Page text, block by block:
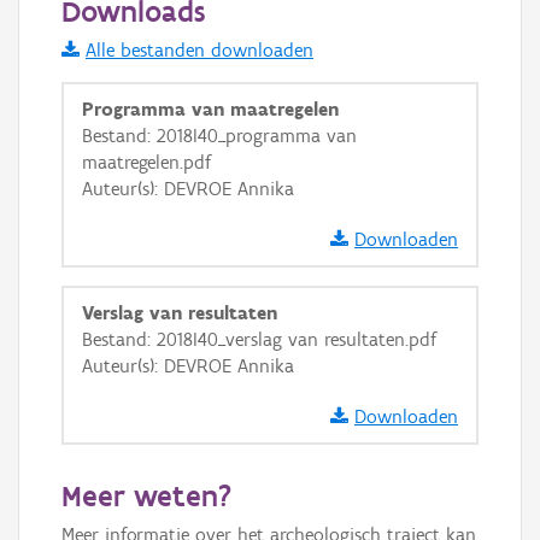
Informatie Vlaanderen
i
+ −
Basis Lagen
Ortho
Downloads
Alle bestanden downloaden
Programma van maatregelen
Bestand: 2018I40_programma van
maatregelen.pdf
Auteur(s): DEVROE Annika
Downloaden
Verslag van resultaten
Bestand: 2018I40_verslag van resultaten.pdf
Auteur(s): DEVROE Annika
Downloaden
Meer weten?
Meer informatie over het archeologisch traject kan